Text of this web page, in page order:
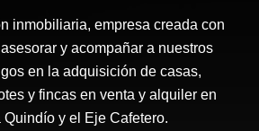
inmobiliaria, empresa creada con
y acompañar a nuestros
en la adquisición de casas,
y fincas en venta y alquiler en
Quindío y el Eje Cafetero.